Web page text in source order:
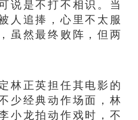
是不打不相识。当
人追捧，心里不太服
虽然最终败阵，但两
正英担任其电影的
少经典动作场面，林
小龙拍动作戏时，不